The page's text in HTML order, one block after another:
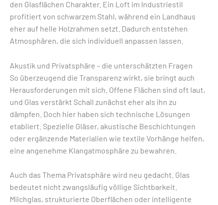
den Glasflächen Charakter. Ein Loft im Industriestil
profitiert von schwarzem Stahl, während ein Landhaus
eher auf helle Holzrahmen setzt. Dadurch entstehen
Atmosphären, die sich individuell anpassen lassen.
Akustik und Privatsphäre – die unterschätzten Fragen
So überzeugend die Transparenz wirkt, sie bringt auch
Herausforderungen mit sich. Offene Flächen sind oft laut,
und Glas verstärkt Schall zunächst eher als ihn zu
dämpfen. Doch hier haben sich technische Lösungen
etabliert. Spezielle Gläser, akustische Beschichtungen
oder ergänzende Materialien wie textile Vorhänge helfen,
eine angenehme Klangatmosphäre zu bewahren.
Auch das Thema Privatsphäre wird neu gedacht. Glas
bedeutet nicht zwangsläufig völlige Sichtbarkeit.
Milchglas, strukturierte Oberflächen oder intelligente